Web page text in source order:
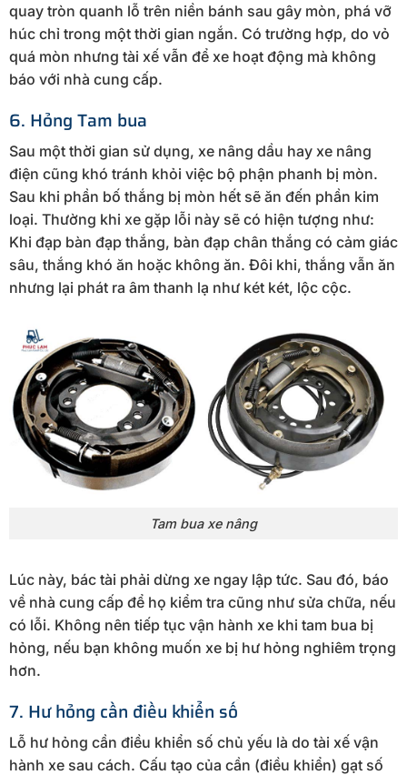
quay tròn quanh lỗ trên niền bánh sau gây mòn, phá vỡ
húc chỉ trong một thời gian ngắn. Có trường hợp, do vỏ
quá mòn nhưng tài xế vẫn để xe hoạt động mà không
báo với nhà cung cấp.
6. Hỏng Tam bua
Sau một thời gian sử dụng, xe nâng dầu hay xe nâng
điện cũng khó tránh khỏi việc bộ phận phanh bị mòn.
Sau khi phần bố thắng bị mòn hết sẽ ăn đến phần kim
loại. Thường khi xe gặp lỗi này sẽ có hiện tượng như:
Khi đạp bàn đạp thắng, bàn đạp chân thắng có cảm giác
sâu, thắng khó ăn hoặc không ăn. Đôi khi, thắng vẫn ăn
nhưng lại phát ra âm thanh lạ như két két, lộc cộc.
Tam bua xe nâng
Lúc này, bác tài phải dừng xe ngay lập tức. Sau đó, báo
về nhà cung cấp để họ kiểm tra cũng như sửa chữa, nếu
có lỗi. Không nên tiếp tục vận hành xe khi tam bua bị
hỏng, nếu bạn không muốn xe bị hư hỏng nghiêm trọng
hơn.
7. Hư hỏng cần điều khiển số
Lỗ hư hỏng cần điều khiển số chủ yếu là do tài xế vận
hành xe sau cách. Cấu tạo của cần (điều khiển) gạt số